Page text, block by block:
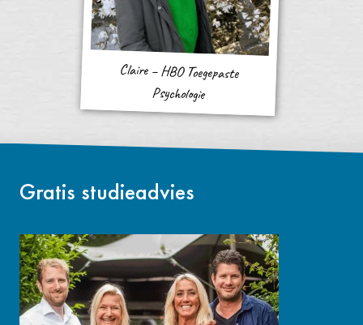
Claire – HBO Toegepaste
Psychologie
Gratis studieadvies